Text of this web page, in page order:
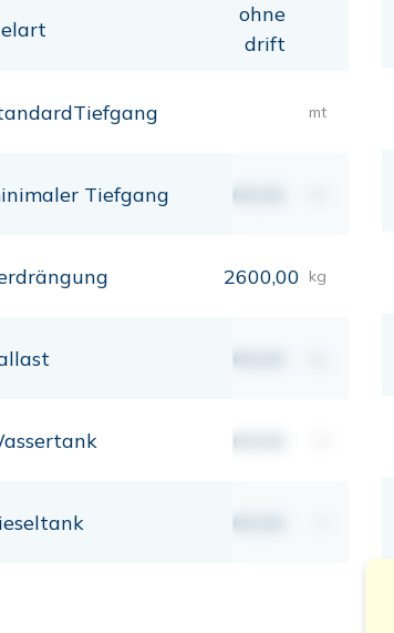
ohne
drift
mt
Tiefgang 00,00
2600,00 kg
00,00
00,00
00,00